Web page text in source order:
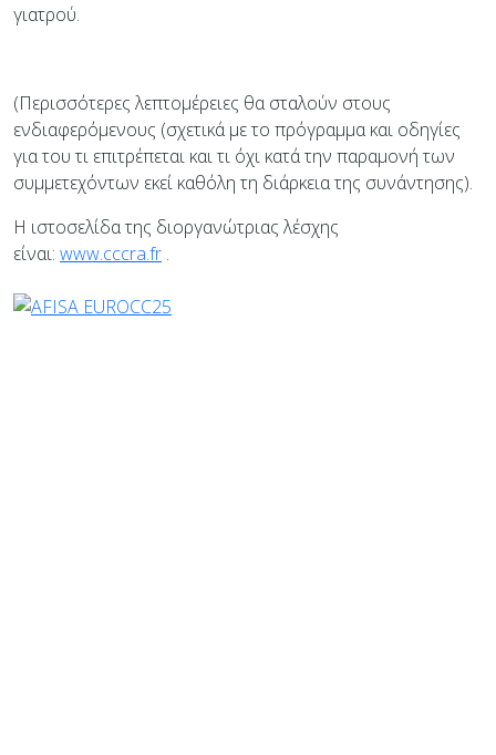
γιατρού.
(Περισσότερες λεπτομέρειες θα σταλούν στους
ενδιαφερόμενους (σχετικά με το πρόγραμμα και οδηγίες
για του τι επιτρέπεται και τι όχι κατά την παραμονή των
συμμετεχόντων εκεί καθόλη τη διάρκεια της συνάντησης).
Η ιστοσελίδα της διοργανώτριας λέσχης
είναι: www.cccra.fr .